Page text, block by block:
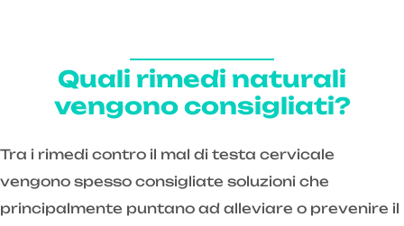
Quali rimedi naturali
vengono consigliati?
Tra i rimedi contro il mal di testa cervicale
vengono spesso consigliate soluzioni che
principalmente puntano ad alleviare o prevenire il